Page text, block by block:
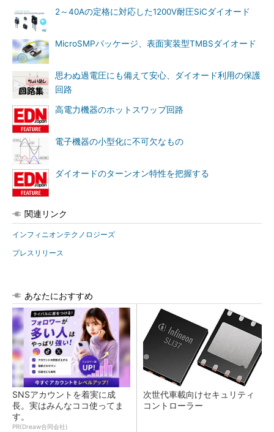
2～40Aの定格に対応した1200V耐圧SiCダイオード
MicroSMPパッケージ、表面実装型TMBSダイオード
思わぬ過電圧にも備えて安心、ダイオード利用の保護
回路
高電力機器のホットスワップ回路
電子機器の小型化に不可欠なもの
ダイオードのターンオン特性を把握する
関連リンク
インフィニオンテクノロジーズ
プレスリリース
あなたにおすすめ
SNSアカウントを着実に成
長。実はみんなココ使ってま
す。
PR(Dreaw合同会社)
次世代車載向けセキュリティ
コントローラー